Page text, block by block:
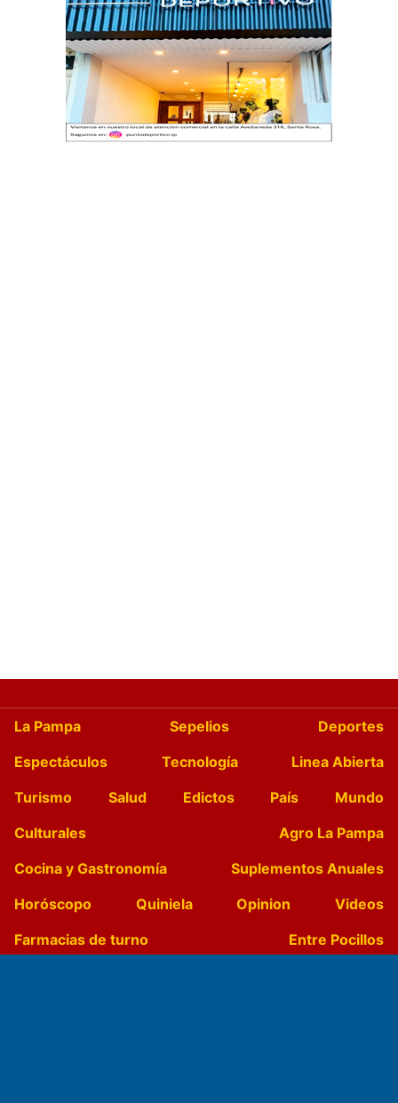
La Pampa Sepelios
Deportes
Espectáculos
Tecnología
Linea Abierta
Turismo
Salud Edictos País
Mundo
Culturales
Agro La Pampa
Cocina y Gastronomía
Suplementos Anuales
Horóscopo
Quiniela Opinion
Videos
Farmacias de turno
Entre Pocillos